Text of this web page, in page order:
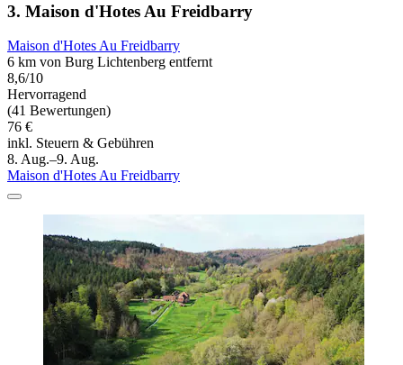
3. Maison d'Hotes Au Freidbarry
Maison d'Hotes Au Freidbarry
6 km von Burg Lichtenberg entfernt
8,6/10
Hervorragend
(41 Bewertungen)
76 €
inkl. Steuern & Gebühren
8. Aug.–9. Aug.
Maison d'Hotes Au Freidbarry